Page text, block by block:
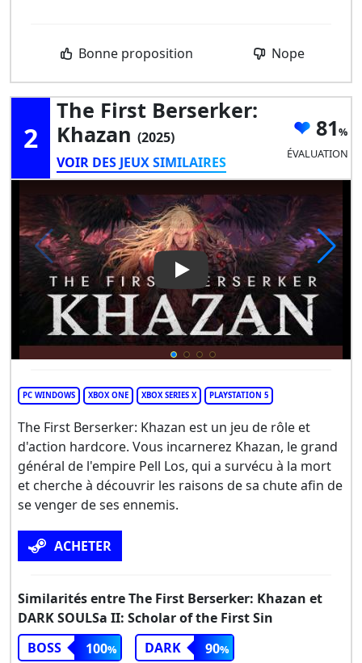
Bonne proposition Nope
2
The First Berserker:
Khazan (2025)
VOIR DES JEUX SIMILAIRES
81
ÉVALUATION
Play Video: The First
PC WINDOWS XBOX ONE XBOX SERIES X PLAYSTATION 5
The First Berserker: Khazan est un jeu de rôle et
d'action hardcore. Vous incarnerez Khazan, le grand
général de l'empire Pell Los, qui a survécu à la mort
et cherche à découvrir les raisons de sa chute afin de
se venger de ses ennemis.
ACHETER
Similarités entre The First Berserker: Khazan et
DARK SOULSa II: Scholar of the First Sin
BOSS
100 DARK 90